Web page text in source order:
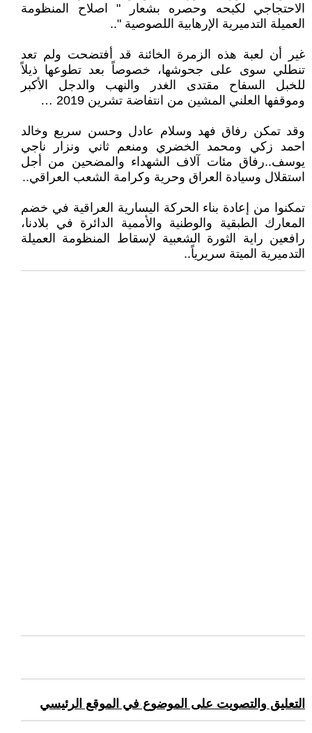
الاحتجاجي لكبحه وحصره بشعار " اصلاح المنظومة
العميلة التدميرية الإرهابية اللصوصية "..
غير أن لعبة هذه الزمرة الخائنة قد أفتضحت ولم تعد
تنطلي سوى على جحوشها، خصوصاً بعد تطوعها ذيلاً
للخبل السفاح مقتدى الغدر والنهب والدجل الأكبر
وموقفها العلني المشين من انتفاضة تشرين 2019 …
وقد تمكن رفاق فهد وسلام عادل وحسن سريع وخالد
احمد زكي ومحمد الخضري ومنعم ثاني ونزار ناجي
يوسف..رفاق مئات آلاف الشهداء والمضحين من أجل
استقلال وسيادة العراق وحرية وكرامة الشعب العراقي..
تمكنوا من إعادة بناء الحركة اليسارية العراقية في خضم
المعارك الطبقية والوطنية والأممية الدائرة في بلادنا،
رافعين راية الثورة الشعبية لإسقاط المنظومة العميلة
التدميرية الميتة سريرياً..
التعليق والتصويت على الموضوع في الموقع الرئيسي